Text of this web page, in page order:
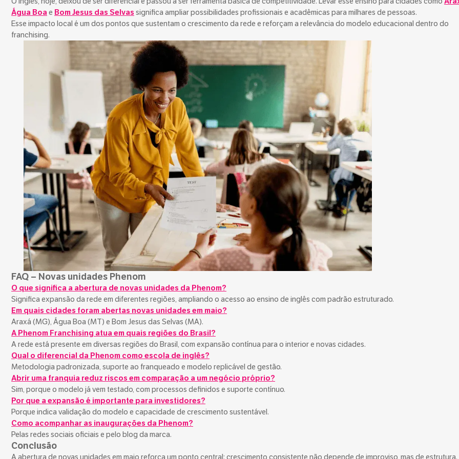
Água Boa e Bom Jesus das Selvas significa ampliar possibilidades profissionais e acadêmicas para milhares de pessoas.
Esse impacto local é um dos pontos que sustentam o crescimento da rede e reforçam a relevância do modelo educacional dentro do
franchising.
FAQ – Novas unidades Phenom
O que significa a abertura de novas unidades da Phenom?
Significa expansão da rede em diferentes regiões, ampliando o acesso ao ensino de inglês com padrão estruturado.
Em quais cidades foram abertas novas unidades em maio?
Araxá (MG), Água Boa (MT) e Bom Jesus das Selvas (MA).
A Phenom Franchising atua em quais regiões do Brasil?
A rede está presente em diversas regiões do Brasil, com expansão contínua para o interior e novas cidades.
Qual o diferencial da Phenom como escola de inglês?
Metodologia padronizada, suporte ao franqueado e modelo replicável de gestão.
Abrir uma franquia reduz riscos em comparação a um negócio próprio?
Sim, porque o modelo já vem testado, com processos definidos e suporte contínuo.
Por que a expansão é importante para investidores?
Porque indica validação do modelo e capacidade de crescimento sustentável.
Como acompanhar as inaugurações da Phenom?
Pelas redes sociais oficiais e pelo blog da marca.
Conclusão
A abertura de novas unidades em maio reforça um ponto central: crescimento consistente não depende de improviso, mas de estrutura.